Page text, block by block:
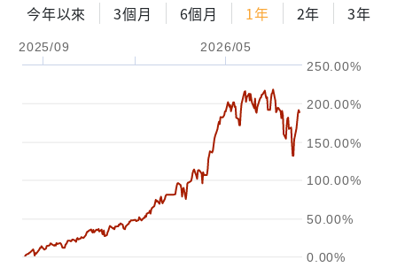
今年以來 3個月 6個月 1年 2年 3年
2025/09 2026/05
0.00%
50.00%
100.00%
150.00%
200.00%
250.00%
0% 年化自由Pay率
試算